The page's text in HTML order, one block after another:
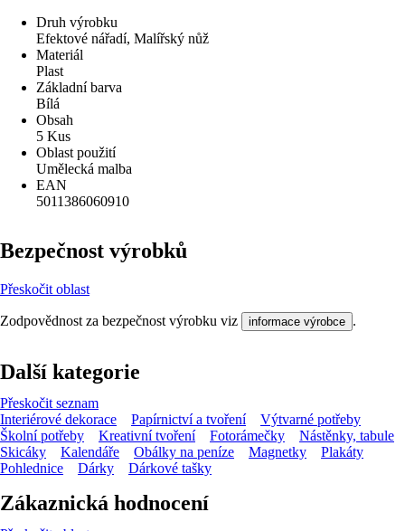
Druh výrobku
Efektové nářadí, Malířský nůž
Materiál
Plast
Základní barva
Bílá
Obsah
5 Kus
Oblast použití
Umělecká malba
EAN
5011386060910
Bezpečnost výrobků
Přeskočit oblast
Zodpovědnost za bezpečnost výrobku viz informace výrobce .
Další kategorie
Přeskočit seznam
Interiérové dekorace
Papírnictví a tvoření
Výtvarné potřeby
Školní potřeby
Kreativní tvoření Fotorámečky
Nástěnky, tabule
Skicáky
Kalendáře Obálky na peníze Magnetky
Plakáty
Pohlednice
Dárky Dárkové tašky
Zákaznická hodnocení